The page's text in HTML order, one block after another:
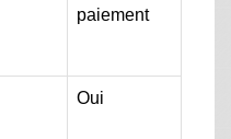
paiement
Oui